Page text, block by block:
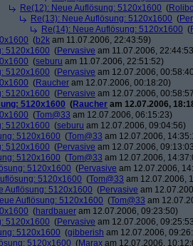
Re(12): Neue Auflösung: 5120x1600 (
Re(13): Neue Auflösung: 5120x1600 (
Re(14): Neue Auflösung: 5120x1600 (
(b2k am 11.07.2006, 22:43:59)
5120x1600 (Pervasive am 11.07.2006,
(seburu am 11.07.2006, 22:51:52)
5120x1600 (Pervasive am 12.07.2006,
(Raucher am 12.07.2006, 00:18:20)
5120x1600 (Pervasive am 12.07.2006,
5120x1600 (Raucher am 12.07.2006,
(Tom@33 am 12.07.2006, 06:15:23)
5120x1600 (seburu am 12.07.2006, 09:04:56)
5120x1600 (Tom@33 am 12.07.2006,
5120x1600 (Pervasive am 12.07.2006,
5120x1600 (Tom@33 am 12.07.2006,
5120x1600 (Pervasive am 12.07.2006,
5120x1600 (Tom@33 am 12.07.2006,
Auflösung: 5120x1600 (Pervasive am
Auflösung: 5120x1600 (Tom@33 am
(hardbauer am 12.07.2006, 09:23:50)
5120x1600 (Pervasive am 12.07.2006,
5120x1600 (gibberish am 12.07.2006,
5120x1600 (Marax am 12.07.2006,